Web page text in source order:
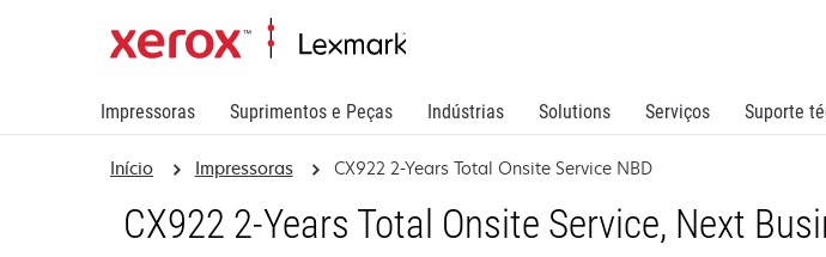
Impressoras Suprimentos e Peças Indústrias Solutions Serviços Suporte
Início Impressoras CX922 2-Years Total Onsite Service NBD
CX922 2-Years Total Onsite Service, Next